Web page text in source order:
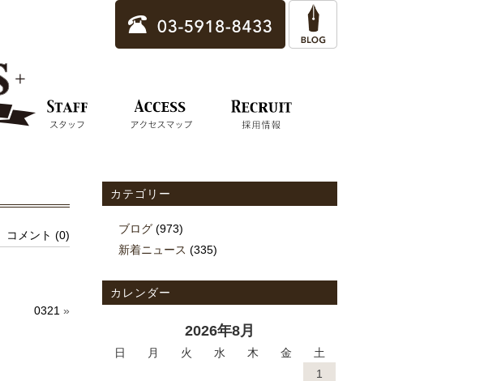
コメント (0)
0321 »
カテゴリー
ブログ (973)
新着ニュース (335)
カレンダー
2026年8月
日 月 火 水 木 金
土
1